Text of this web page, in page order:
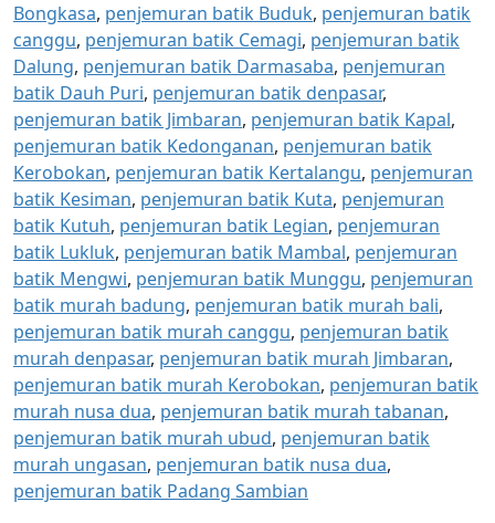
Bongkasa, penjemuran batik Buduk, penjemuran batik
canggu, penjemuran batik Cemagi, penjemuran batik
Dalung, penjemuran batik Darmasaba, penjemuran
batik Dauh Puri, penjemuran batik denpasar,
penjemuran batik Jimbaran, penjemuran batik Kapal,
penjemuran batik Kedonganan, penjemuran batik
Kerobokan, penjemuran batik Kertalangu, penjemuran
batik Kesiman, penjemuran batik Kuta, penjemuran
batik Kutuh, penjemuran batik Legian, penjemuran
batik Lukluk, penjemuran batik Mambal, penjemuran
batik Mengwi, penjemuran batik Munggu, penjemuran
batik murah badung, penjemuran batik murah bali,
penjemuran batik murah canggu, penjemuran batik
murah denpasar, penjemuran batik murah Jimbaran,
penjemuran batik murah Kerobokan, penjemuran batik
murah nusa dua, penjemuran batik murah tabanan,
penjemuran batik murah ubud, penjemuran batik
murah ungasan, penjemuran batik nusa dua,
penjemuran batik Padang Sambian